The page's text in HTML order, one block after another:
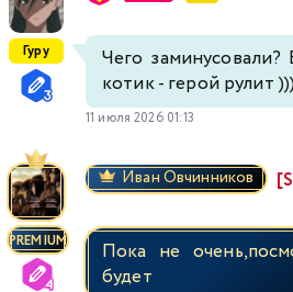
Гуру
Чего
котик - герой рулит )))
11 июля 2026 01:13
PREMIUM
Иван Овчинников
Пока не
будет